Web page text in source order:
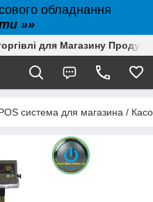
обладнання
»»
для Магазину
система для магазина /